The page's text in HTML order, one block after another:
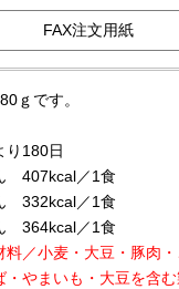
FAX注文用紙
ｇです。
180日
407kcal／1食
332kcal／1食
364kcal／1食
料／小麦・大豆・豚肉・
・やまいも・大豆を含